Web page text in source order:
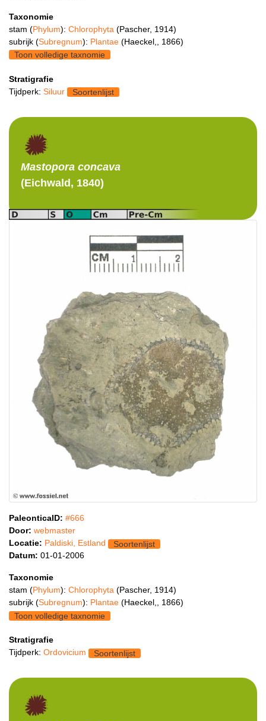
Taxonomie
stam (Phylum): Chlorophyta (Pascher, 1914)
subrijk (Subregnum): Plantae (Haeckel,, 1866)
Toon volledige taxnomie
Stratigrafie
Tijdperk: Siluur Soortenlijst
Mastopora concava
(Eichwald, 1840)
PaleonticaID: #666
Door: webmaster
Locatie: Paldiski, Estland
Soortenlijst
Datum: 01-01-2006
Taxonomie
stam (Phylum): Chlorophyta (Pascher, 1914)
subrijk (Subregnum): Plantae (Haeckel,, 1866)
Toon volledige taxnomie
Stratigrafie
Tijdperk: Ordovicium Soortenlijst